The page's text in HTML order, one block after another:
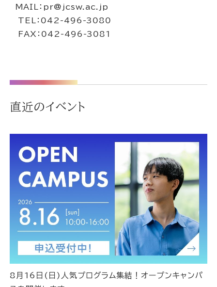
MAIL：pr@jcsw.ac.jp
TEL：042-496-3080
FAX：042-496-3081
直近のイベント
8月16日(日)人気プログラム集結！オープンキャンパ